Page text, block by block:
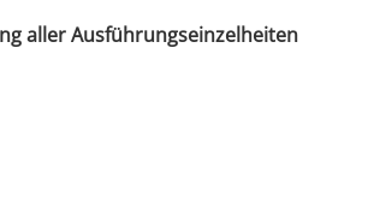
aller Ausführungseinzelheiten